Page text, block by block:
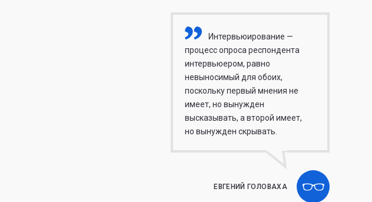
Интервьюирование —
процесс опроса респондента
интервьюером, равно
невыносимый для обоих,
поскольку первый мнения не
имеет, но вынужден
высказывать, а второй имеет,
но вынужден скрывать.
ЕВГЕНИЙ ГОЛОВАХА